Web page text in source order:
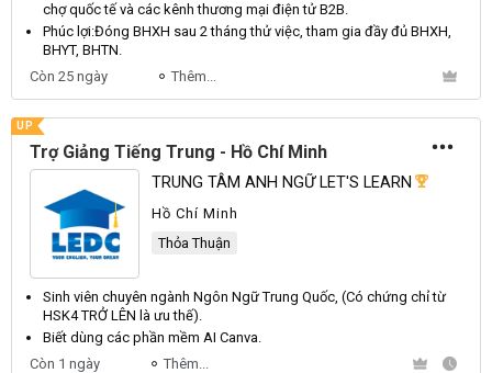
chợ quốc tế và các kênh thương mại điện tử B2B.
Phúc lợi:Đóng BHXH sau 2 tháng thử việc, tham gia đầy đủ BHXH,
BHYT, BHTN.
Còn 25 ngày
Thêm...
UP
Trợ Giảng Tiếng Trung - Hồ Chí Minh
TRUNG TÂM ANH NGỮ LET'S LEARN
Hồ Chí Minh
Thỏa Thuận
Sinh viên chuyên ngành Ngôn Ngữ Trung Quốc, (Có chứng chỉ từ
HSK4 TRỞ LÊN là ưu thế).
Biết dùng các phần mềm AI Canva.
Còn 1 ngày
Thêm...